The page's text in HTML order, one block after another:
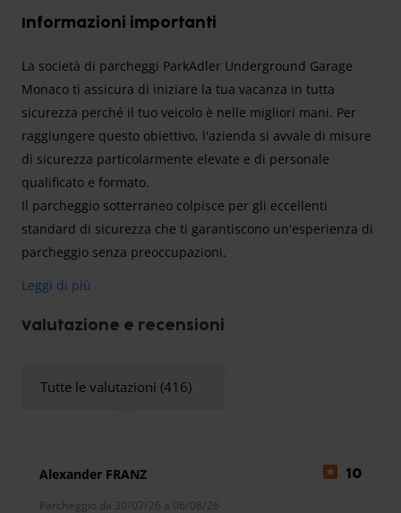
Informazioni importanti
La società di parcheggi ParkAdler Underground Garage
Monaco ti assicura di iniziare la tua vacanza in tutta
sicurezza perché il tuo veicolo è nelle migliori mani. Per
raggiungere questo obiettivo, l'azienda si avvale di misure
di sicurezza particolarmente elevate e di personale
qualificato e formato.
Il parcheggio sotterraneo colpisce per gli eccellenti
standard di sicurezza che ti garantiscono un'esperienza di
parcheggio senza preoccupazioni.
Con anni di esperienza e un eccellente servizio di
viaggio. Puoi parcheggiare la tua auto nel parcheggio
circa 5 minuti d'auto dall'edificio dell'aeroporto. Per questa
Leggi di più
Valutazione e recensioni
Tutte le valutazioni (416)
Alexander FRANZ 10
Parcheggio da 30/07/26 a 06/08/26